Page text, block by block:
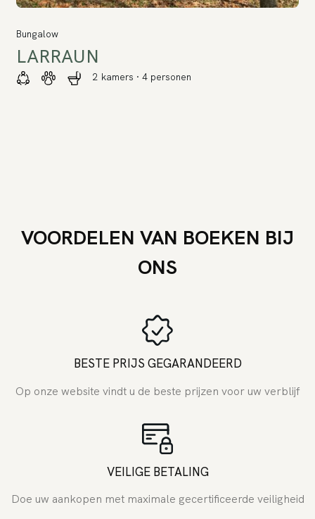
Bungalow
LARRAUN
2 kamers · 4 personen
VOORDELEN VAN BOEKEN BIJ
ONS
BESTE PRIJS GEGARANDEERD
Op onze website vindt u de beste prijzen voor uw verblijf
VEILIGE BETALING
Doe uw aankopen met maximale gecertificeerde veiligheid